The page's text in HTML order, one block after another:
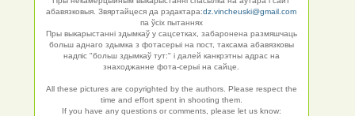
абавязковыя. Звяртайцеся да рэдактара:dz.vincheuski@gmail.com
па ўсіх пытаннях
Пры выкарыстанні здымкаў у сацсетках, забаронена размяшчаць
больш аднаго здымка з фотасерыі на пост, таксама абавязковы
надпіс "больш здымкаў тут:" і далей канкрэтны адрас на
знаходжанне фота-серыі на сайце.
All these pictures are copyrighted by the authors. Please respect the
time and effort spent in shooting them.
If you have any questions or comments, please let us know: